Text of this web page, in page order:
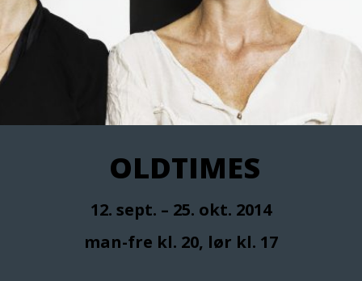
OLDTIMES
12. sept. – 25. okt. 2014
man-fre kl. 20, lør kl. 17